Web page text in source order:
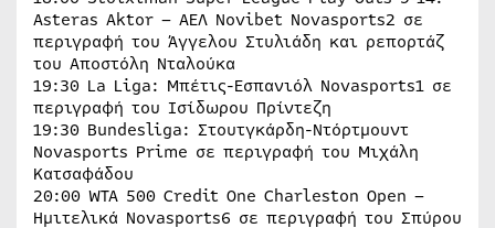
Asteras Aktor – ΑΕΛ Novibet Novasports2 σε
περιγραφή του Άγγελου Στυλιάδη και ρεπορτάζ
του Αποστόλη Νταλούκα
19:30 La Liga: Μπέτις-Εσπανιόλ Novasports1 σε
περιγραφή του Ισίδωρου Πρίντεζη
19:30 Bundesliga: Στουτγκάρδη-Ντόρτμουντ
Novasports Prime σε περιγραφή του Μιχάλη
Κατσαφάδου
20:00 WTA 500 Credit One Charleston Open –
Hμιτελικά Novasports6 σε περιγραφή του Σπύρου